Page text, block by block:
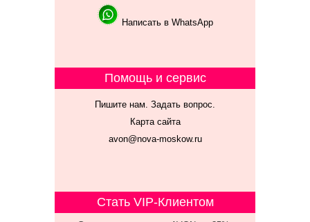
Написать в WhatsApp
Помощь и сервис
Пишите нам. Задать вопрос.
Карта сайта
avon@nova-moskow.ru
Стать VIP-Клиентом